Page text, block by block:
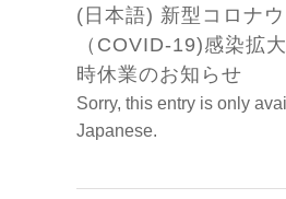
(日本語) 新型コロナ
（COVID-19)感染拡
時休業のお知らせ
Sorry, this entry is only
Japanese.